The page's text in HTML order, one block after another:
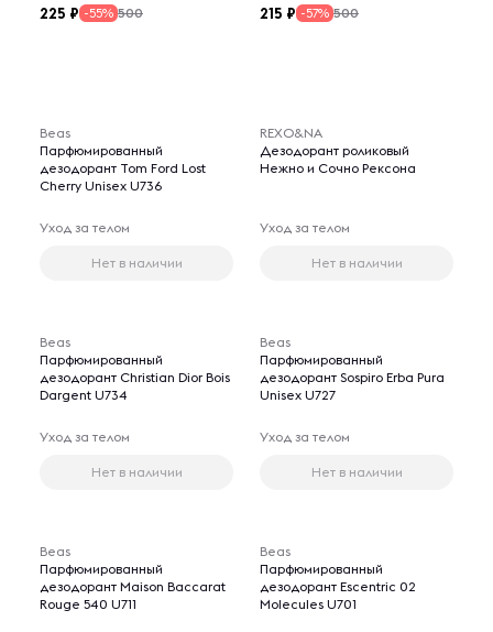
225 -55% 500 215 -57% 500
Beas
Парфюмированный
дезодорант Tom Ford Lost
Cherry Unisex U736
Уход за телом
Нет в наличии
REXO&NA
Дезодорант роликовый
Нежно и Сочно Рексона
Уход за телом
Нет в наличии
Beas
Парфюмированный
дезодорант Christian Dior Bois
Dargent U734
Уход за телом
Нет в наличии
Beas
Парфюмированный
дезодорант Sospiro Erba Pura
Unisex U727
Уход за телом
Нет в наличии
Beas
Парфюмированный
дезодорант Maison Baccarat
Rouge 540 U711
Beas
Парфюмированный
дезодорант Escentric 02
Molecules U701